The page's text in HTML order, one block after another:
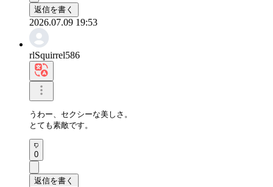
返信を書く
2026.07.09 19:53
rlSquirrel586
うわー、セクシーな美しさ。
とても素敵です。
0
返信を書く